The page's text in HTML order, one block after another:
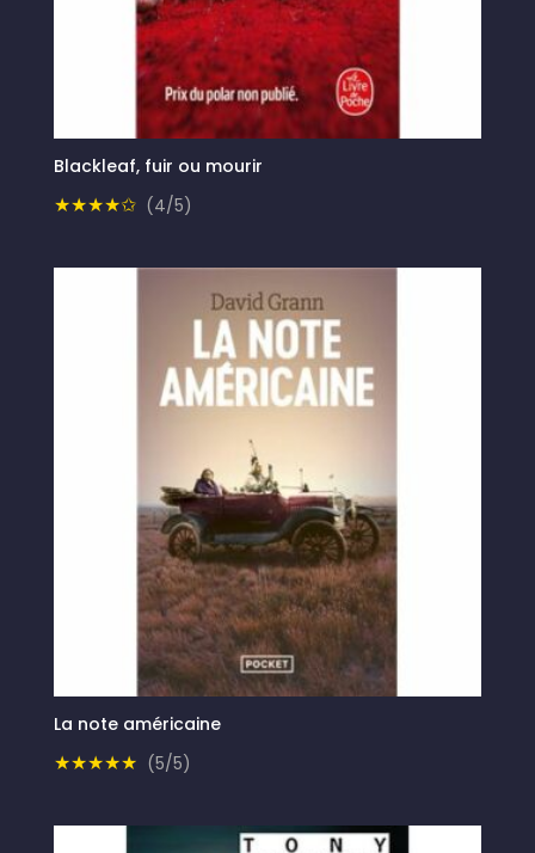
Blackleaf, fuir ou mourir
★★★★✩ (4/5)
La note américaine
★★★★★ (5/5)